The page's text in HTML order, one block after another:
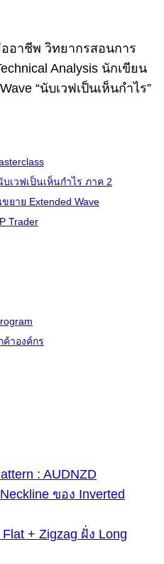
อาชีพ วิทยากรสอนการ
Analysis นักเขียน
“นับเวฟเป็นเห็นกำไร”
เวฟเป็นเห็นกำไร ภาค 2
าย Extended Wave
Trader
าองค์กร
: AUDNZD
ของ Inverted
+ Zigzag ฝั่ง Long